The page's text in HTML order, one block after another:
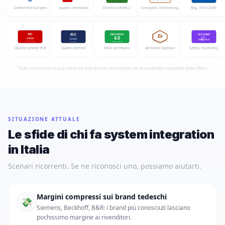
CE
Conformità Europea Qualità certificata Direttiva RoHS 2 Compatib. Elettromag. Reg. 1907/2006
IPC
A-610
PCB Quality
Qualità schede PCB
IEC
61439
Switchgear
Quadri elettrici
INDUSTRIA
4.0
MiSE Certified
MiSE certificato
Ex
ATEX 2014/34/EU
Ambienti esplosivi
ISO 13849
Safety PLd
Safety machinery
Tutti i componenti acquistati da distributori autorizzati con tracciabilità completa della filiera
SITUAZIONE ATTUALE
Le sfide di chi fa system integration
in Italia
Scenari ricorrenti. Se ne riconosci uno, possiamo aiutarti.
💸 Margini compressi sui brand tedeschi
Siemens, Beckhoff, B&R: i brand più conosciuti lasciano
pochissimo margine ai rivenditori.